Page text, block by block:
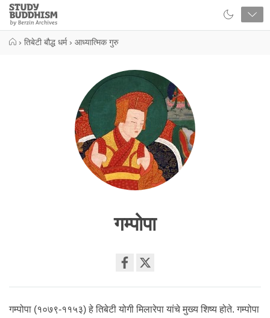
Close
Study
Buddhism
Home
› तिबेटी बौद्ध धर्म › आध्यात्मिक गुरु
गम्पोपा
facebook
गम्पोपा (१०७९-११५३) हे तिबेटी योगी मिलारेपा यांचे मुख्य शिष्य होते. गम्पोपा